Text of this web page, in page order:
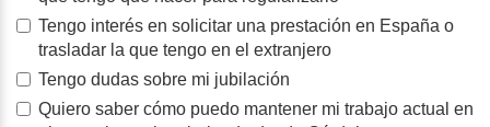
Tengo interés en solicitar una prestación en España o
trasladar la que tengo en el extranjero
Tengo dudas sobre mi jubilación
Quiero saber cómo puedo mantener mi trabajo actual en